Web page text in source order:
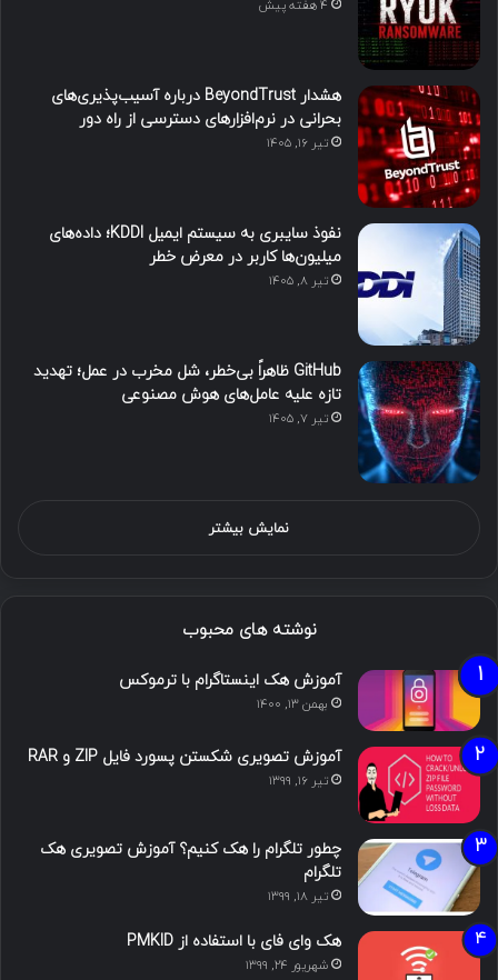
4 هفته پیش
هشدار BeyondTrust درباره آسیب‌پذیری‌های
بحرانی در نرم‌افزارهای دسترسی از راه دور
تیر ۱۶, ۱۴۰۵
نفوذ سایبری به سیستم ایمیل KDDI؛ داده‌های
میلیون‌ها کاربر در معرض خطر
تیر ۸, ۱۴۰۵
GitHub ظاهراً بی‌خطر، شل مخرب در عمل؛ تهدید
تازه علیه عامل‌های هوش مصنوعی
تیر ۷, ۱۴۰۵
نمایش بیشتر
نوشته های محبوب
آموزش هک اینستاگرام با ترموکس
بهمن ۱۳, ۱۴۰۰
آموزش تصویری شکستن پسورد فایل ZIP و RAR
تیر ۱۶, ۱۳۹۹
چطور تلگرام را هک کنیم؟ آموزش تصویری هک
تلگرام
تیر ۱۸, ۱۳۹۹
هک وای فای با استفاده از PMKID
شهریور ۲۴, ۱۳۹۹